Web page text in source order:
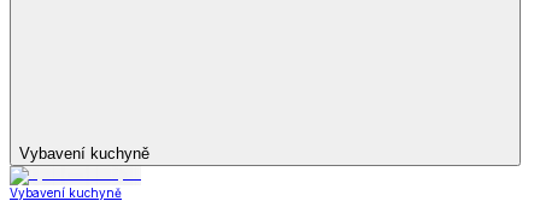
Vybavení kuchyně
Vybavení kuchyně